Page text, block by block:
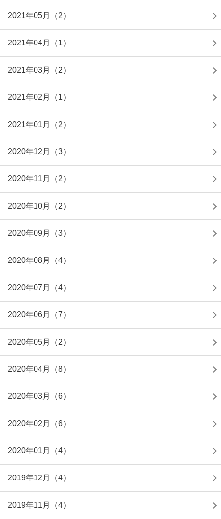
2021年05月（2）
2021年04月（1）
2021年03月（2）
2021年02月（1）
2021年01月（2）
2020年12月（3）
2020年11月（2）
2020年10月（2）
2020年09月（3）
2020年08月（4）
2020年07月（4）
2020年06月（7）
2020年05月（2）
2020年04月（8）
2020年03月（6）
2020年02月（6）
2020年01月（4）
2019年12月（4）
2019年11月（4）